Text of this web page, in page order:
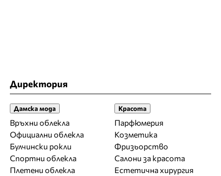
Директория
Дамска мода
Връхни облекла
Официални облекла
Булчински рокли
Спортни облекла
Плетени облекла
Красота
Парфюмерия
Козметика
Фризьорство
Салони за красота
Естетична хирургия